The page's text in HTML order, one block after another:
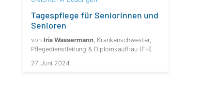
Tagespflege für Seniorinnen und
Senioren
von Iris Wassermann, Krankenschwester,
Pflegedienstleitung & Diplomkauffrau (FH)
27. Juni 2024